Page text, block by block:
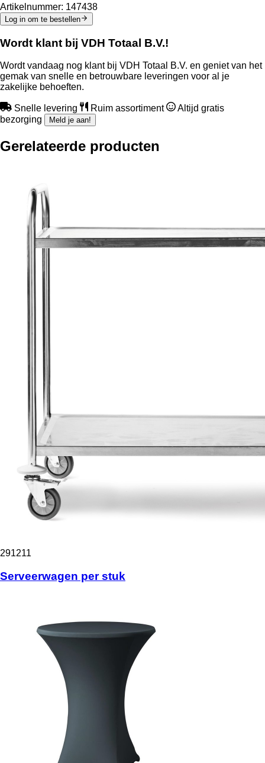
Artikelnummer: 147438
Log in om te bestellen
Wordt klant bij VDH Totaal B.V.!
Wordt vandaag nog klant bij VDH Totaal B.V. en geniet van het
gemak van snelle en betrouwbare leveringen voor al je
zakelijke behoeften.
Snelle levering Ruim assortiment
Altijd gratis
bezorging
Meld je aan!
Gerelateerde producten
291211
Serveerwagen per stuk